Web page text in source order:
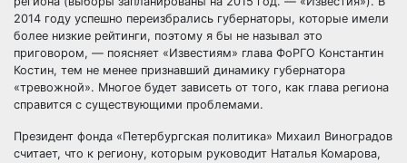
2014 году успешно переизбрались губернаторы, которые имели
более низкие рейтинги, поэтому я бы не называл это
приговором, — поясняет «Известиям» глава ФоРГО Константин
Костин, тем не менее признавший динамику губернатора
«тревожной». Многое будет зависеть от того, как глава региона
справится с существующими проблемами.
Президент фонда «Петербургская политика» Михаил Виноградов
считает, что к региону, которым руководит Наталья Комарова,